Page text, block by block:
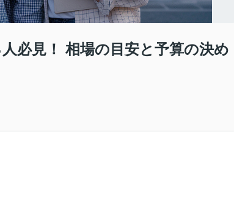
必見！ 相場の目安と予算の決め